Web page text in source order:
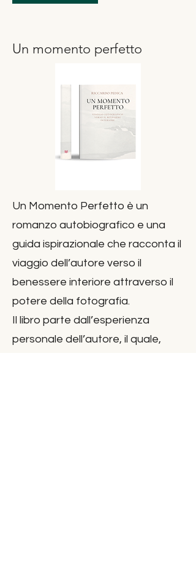
Un momento perfetto
Un Momento Perfetto è un
romanzo autobiografico e una
guida ispirazionale che racconta il
viaggio dell’autore verso il
benessere interiore attraverso il
potere della fotografia.
Il libro parte dall’esperienza
personale dell’autore, il quale,